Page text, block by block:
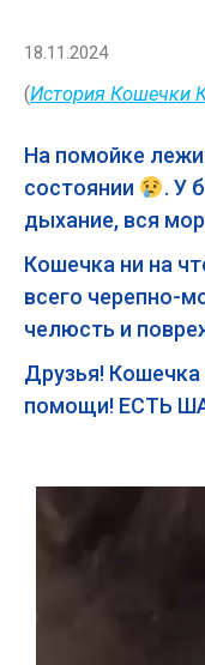
18.11.2024
(История Кошечки
На помойке
состоянии
. У
дыхание, вся
Кошечка ни на
всего черепно-
челюсть и
Друзья!
помощи! ЕСТЬ